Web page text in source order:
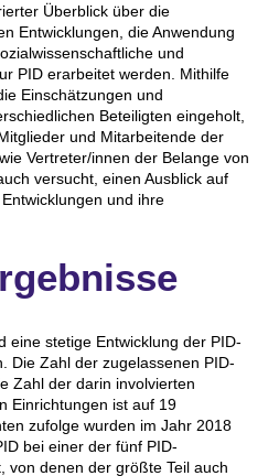
Überblick über die
Entwicklungen, die Anwendung
und
PID erarbeitet werden. Mithilfe
Einschätzungen und
Beteiligten eingeholt,
und Mitarbeitende der
Vertreter/innen der Belange von
versucht, einen Ausblick auf
und ihre
eine stetige Entwicklung der PID-
Die Zahl der zugelassenen PID-
Zahl der darin involvierten
Einrichtungen ist auf 19
zufolge wurden im Jahr 2018
bei einer der fünf PID-
von denen der größte Teil auch